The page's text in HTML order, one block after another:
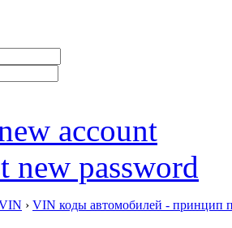
account
new password
› VIN коды автомобилей - принцип